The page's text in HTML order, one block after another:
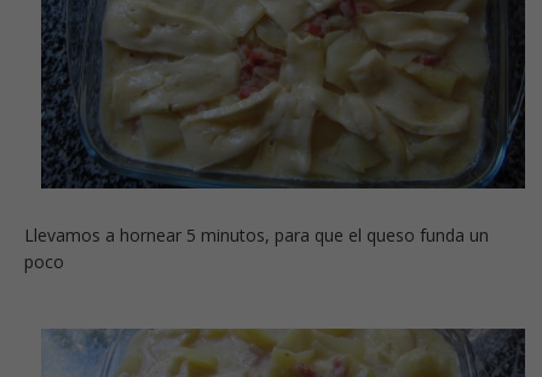
Llevamos a hornear 5 minutos, para que el queso funda un
poco